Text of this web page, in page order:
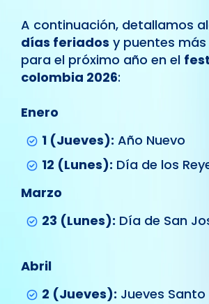
A continuación, detallamos
días feriados y puentes
para el próximo año en el
colombia 2026:
Enero
1 (Jueves): Año Nuevo
12 (Lunes): Día de los
Marzo
23 (Lunes): Día de San
Abril
2 (Jueves): Jueves Santo